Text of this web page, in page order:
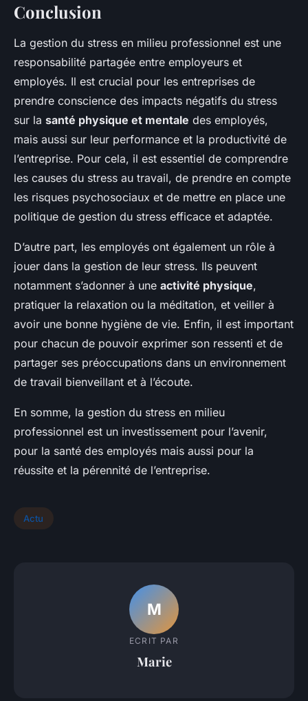
Conclusion
La gestion du stress en milieu professionnel est une
responsabilité partagée entre employeurs et
employés. Il est crucial pour les entreprises de
prendre conscience des impacts négatifs du stress
sur la santé physique et mentale des employés,
mais aussi sur leur performance et la productivité de
l’entreprise. Pour cela, il est essentiel de comprendre
les causes du stress au travail, de prendre en compte
les risques psychosociaux et de mettre en place une
politique de gestion du stress efficace et adaptée.
D’autre part, les employés ont également un rôle à
jouer dans la gestion de leur stress. Ils peuvent
notamment s’adonner à une activité physique,
pratiquer la relaxation ou la méditation, et veiller à
avoir une bonne hygiène de vie. Enfin, il est important
pour chacun de pouvoir exprimer son ressenti et de
partager ses préoccupations dans un environnement
de travail bienveillant et à l’écoute.
En somme, la gestion du stress en milieu
professionnel est un investissement pour l’avenir,
pour la santé des employés mais aussi pour la
réussite et la pérennité de l’entreprise.
Actu
M
ECRIT PAR
Marie